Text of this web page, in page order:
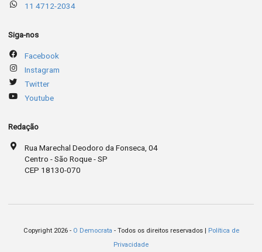
11 4712-2034
Siga-nos
Facebook
Instagram
Twitter
Youtube
Redação
Rua Marechal Deodoro da Fonseca, 04
Centro - São Roque - SP
CEP 18130-070
Copyright 2026 - O Democrata - Todos os direitos reservados |
Política de
Privacidade